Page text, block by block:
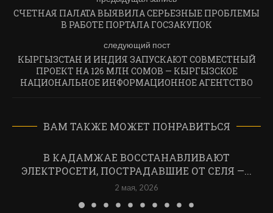
СЧЕТНАЯ ПАЛАТА ВЫЯВИЛА СЕРЬЕЗНЫЕ ПРОБЛЕМЫ
В РАБОТЕ ПОРТАЛА ГОСЗАКУПОК
следующий пост
КЫРГЫЗСТАН И ИНДИЯ ЗАПУСКАЮТ СОВМЕСТНЫЙ
ПРОЕКТ НА 126 МЛН СОМОВ — КЫРГЫЗСКОЕ
НАЦИОНАЛЬНОЕ ИНФОРМАЦИОННОЕ АГЕНТСТВО
ВАМ ТАКЖЕ МОЖЕТ ПОНРАВИТЬСЯ
В КАДАМЖАЕ ВОССТАНАВЛИВАЮТ
ЭЛЕКТРОСЕТИ, ПОСТРАДАВШИЕ ОТ СЕЛЯ —...
2 мая, 2026